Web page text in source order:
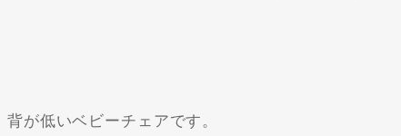
が低いベビーチェアです。